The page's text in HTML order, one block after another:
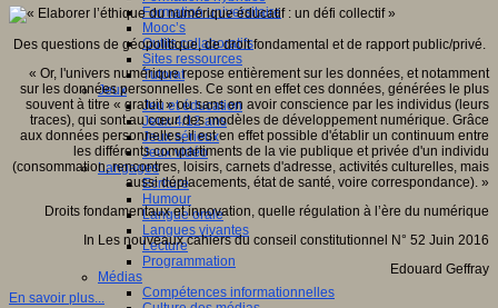
Formation universitaire
Mooc’s
Outils collaboratifs
Sites ressources
Tutorat
Jeux
Jeu et éducation
Jeux 4/12 ans
Jeux sérieux
Jeux vidéo
Langages
Ecriture
Humour
Langue orale
Langues vivantes
Lecture
Programmation
Médias
Compétences informationnelles
Des questions de géopolitique, de droit fondamental et de rapport public/privé.
« Or, l'univers numérique repose entièrement sur les données, et notamment
sur les données personnelles. Ce sont en effet ces données, générées le plus
souvent à titre « gratuit » ou sans en avoir conscience par les individus (leurs
traces), qui sont au cœur des modèles de développement numérique. Grâce
aux données personnelles, il est en effet possible d'établir un continuum entre
les différents compartiments de la vie publique et privée d'un individu
(consommation, rencontres, loisirs, carnets d'adresse, activités culturelles, mais
aussi déplacements, état de santé, voire correspondance). »
Droits fondamentaux et innovation, quelle régulation à l’ère du numérique
In Les nouveaux cahiers du conseil constitutionnel N° 52 Juin 2016
Edouard Geffray
En savoir plus...